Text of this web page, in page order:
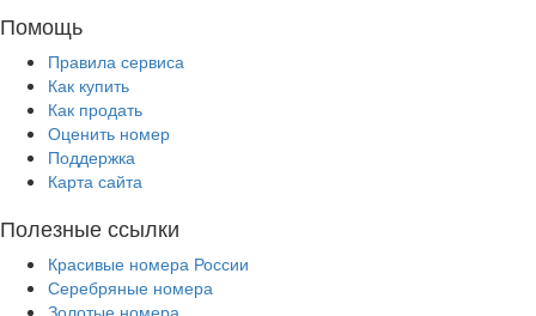
Помощь
Правила сервиса
Как купить
Как продать
Оценить номер
Поддержка
Карта сайта
Полезные ссылки
Красивые номера России
Серебряные номера
Золотые номера